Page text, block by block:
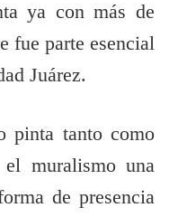
ya con más de
fue parte esencial
Juárez.
pinta tanto como
el muralismo una
de presencia